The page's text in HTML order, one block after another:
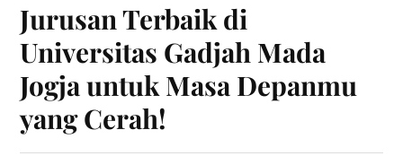
Jurusan Terbaik di
Universitas Gadjah Mada
Jogja untuk Masa Depanmu
yang Cerah!